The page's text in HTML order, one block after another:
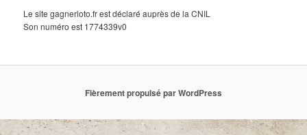
Le site gagnerloto.fr est déclaré auprès de la CNIL
Son numéro est 1774339v0
Fièrement propulsé par WordPress